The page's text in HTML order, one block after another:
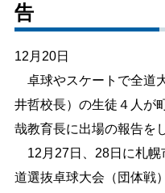
文
標準
白 黒
告
12月20日
卓球やスケートで全道
井哲校長）の生徒４人が
哉教育長に出場の報告を
12月27日、28日に札幌
道選抜卓球大会（団体戦